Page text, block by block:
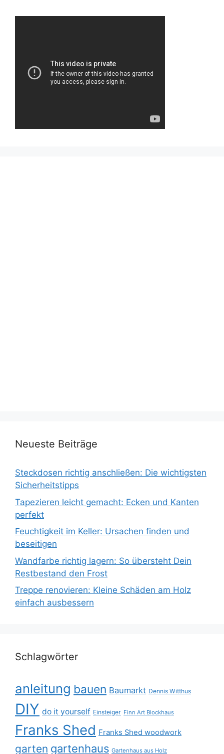
Neueste Beiträge
Steckdosen richtig anschließen: Die wichtigsten
Sicherheitstipps
Tapezieren leicht gemacht: Ecken und Kanten
perfekt
Feuchtigkeit im Keller: Ursachen finden und
beseitigen
Wandfarbe richtig lagern: So übersteht Dein
Restbestand den Frost
Treppe renovieren: Kleine Schäden am Holz
einfach ausbessern
Schlagwörter
anleitung bauen Baumarkt Dennis Witthus
DIY do it yourself Einsteiger Finn Art Blockhaus
Franks Shed Franks Shed woodwork
garten gartenhaus Gartenhaus aus Holz